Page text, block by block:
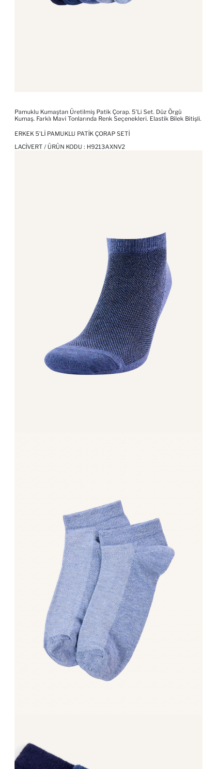
Pamuklu Kumaştan Üretilmiş Patik Çorap. 5'Li Set. Düz Örgü
Kumaş. Farklı Mavi Tonlarında Renk Seçenekleri. Elastik Bilek Bitişli.
ERKEK 5'LI PAMUKLU PATIK ÇORAP SETI
LACIVERT / ÜRÜN KODU : H9213AXNV2